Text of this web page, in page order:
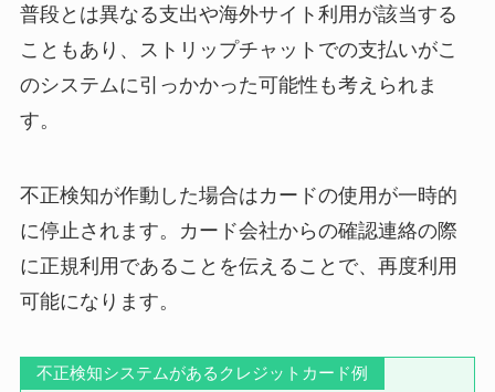
普段とは異なる支出や海外サイト利用が該当する
こともあり、ストリップチャットでの支払いがこ
のシステムに引っかかった可能性も考えられま
す。
不正検知が作動した場合はカードの使用が一時的
に停止されます。カード会社からの確認連絡の際
に正規利用であることを伝えることで、再度利用
可能になります。
不正検知システムがあるクレジットカード例